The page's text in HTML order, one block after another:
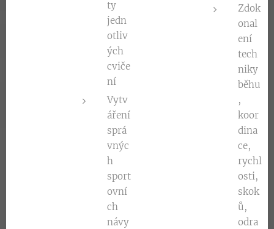
ty
jedn
otliv
ých
cviče
ní
Vytv
áření
sprá
vnýc
h
sport
ovní
ch
návy
Zdok
onal
ení
tech
niky
běhu
,
koor
dina
ce,
rychl
osti,
skok
ů,
odra